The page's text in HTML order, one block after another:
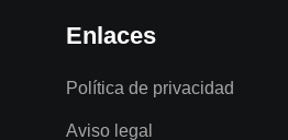
Enlaces
Política de privacidad
Aviso legal